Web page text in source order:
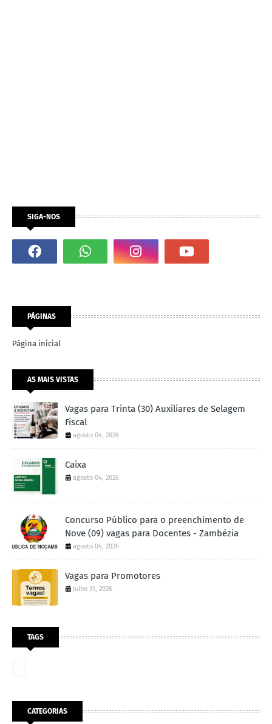
SIGA-NOS
PÁGINAS
Página inicial
AS MAIS VISTAS
Vagas para Trinta (30) Auxiliares de Selagem
Fiscal
agosto 04, 2026
Caixa
agosto 04, 2026
Concurso Público para o preenchimento de
Nove (09) vagas para Docentes - Zambézia
agosto 04, 2026
Vagas para Promotores
julho 31, 2026
TAGS
CATEGORIAS